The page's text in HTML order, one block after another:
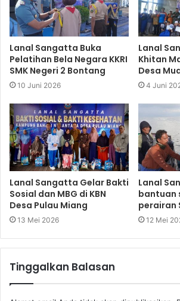
Lanal Sangatta Buka
Pelatihan Bela Negara KKRI
SMK Negeri 2 Bontang
10 Juni 2026
Lanal
Khitan
Desa
4 Juni
Lanal Sangatta Gelar Bakti
Sosial dan MBG di KBN
Desa Pulau Miang
13 Mei 2026
Lanal
bantuan
perairan
12 Mei
Tinggalkan Balasan